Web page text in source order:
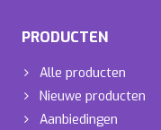
PRODUCTEN
Alle producten
Nieuwe producten
Aanbiedingen